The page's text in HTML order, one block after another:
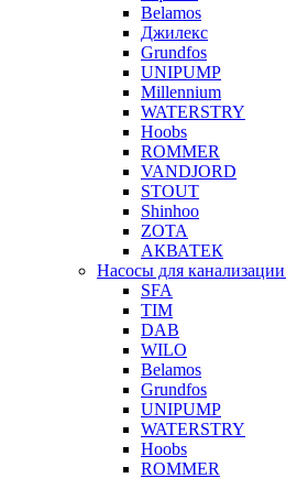
Belamos
Джилекс
Grundfos
UNIPUMP
Millennium
WATERSTRY
Hoobs
ROMMER
VANDJORD
STOUT
Shinhoo
ZOTA
АКВАТЕК
Насосы для канализации
SFA
TIM
DAB
WILO
Belamos
Grundfos
UNIPUMP
WATERSTRY
Hoobs
ROMMER